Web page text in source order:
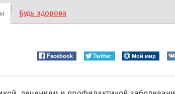
Будь здорова
Facebook Twitter Мой мир